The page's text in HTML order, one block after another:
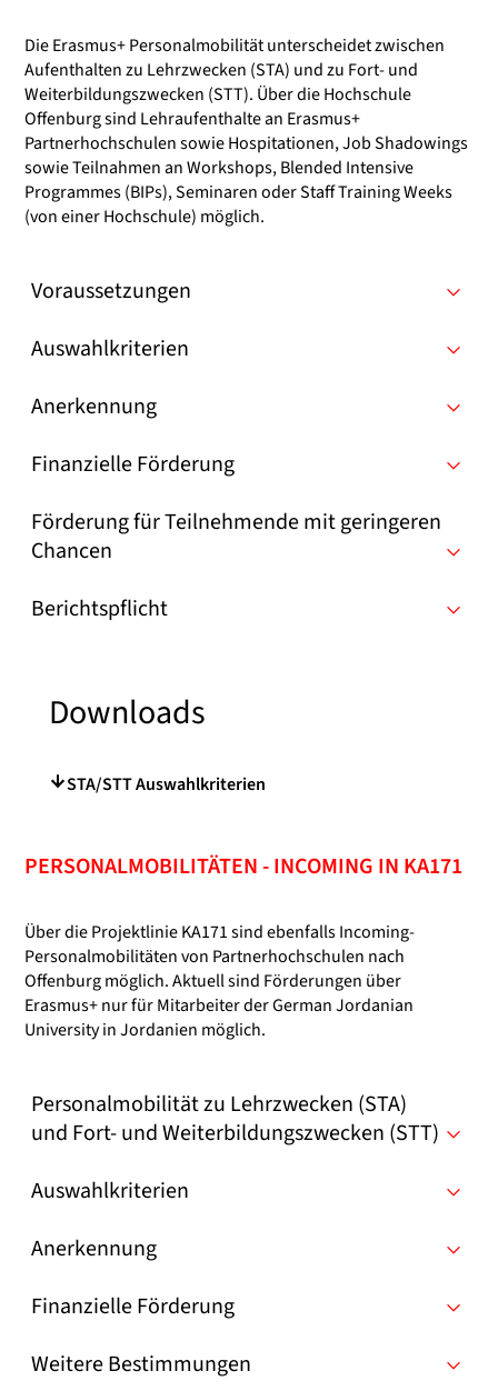
Die Erasmus+ Personalmobilität unterscheidet zwischen
Aufenthalten zu Lehrzwecken (STA) und zu Fort- und
Weiterbildungszwecken (STT). Über die Hochschule
Offenburg sind Lehraufenthalte an Erasmus+
Partnerhochschulen sowie Hospitationen, Job Shadowings
sowie Teilnahmen an Workshops, Blended Intensive
Programmes (BIPs), Seminaren oder Staff Training Weeks
(von einer Hochschule) möglich.
Voraussetzungen
Auswahlkriterien
Anerkennung
Finanzielle Förderung
Förderung für Teilnehmende mit geringeren
Chancen
Berichtspflicht
Downloads
STA/STT Auswahlkriterien
PERSONALMOBILITÄTEN - INCOMING IN KA171
Über die Projektlinie KA171 sind ebenfalls Incoming-
Personalmobilitäten von Partnerhochschulen nach
Offenburg möglich. Aktuell sind Förderungen über
Erasmus+ nur für Mitarbeiter der German Jordanian
University in Jordanien möglich.
Personalmobilität zu Lehrzwecken (STA)
und Fort- und Weiterbildungszwecken (STT)
Auswahlkriterien
Anerkennung
Finanzielle Förderung
Weitere Bestimmungen